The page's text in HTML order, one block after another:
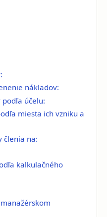
nákladov:
účelu:
miesta ich vzniku a
členia na:
kalkulačného